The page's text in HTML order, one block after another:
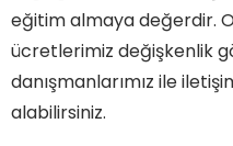
eğitim almaya değerdir.
ücretlerimiz değişkenlik
danışmanlarımız ile
alabilirsiniz.